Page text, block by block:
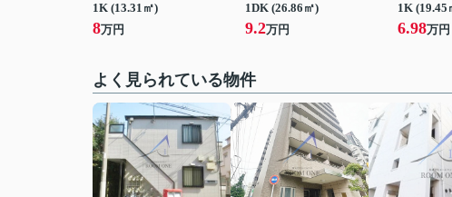
1K (13.31㎡)
8万円
1DK (26.86㎡)
9.2万円
1K (19.45
6.98万円
よく見られている物件